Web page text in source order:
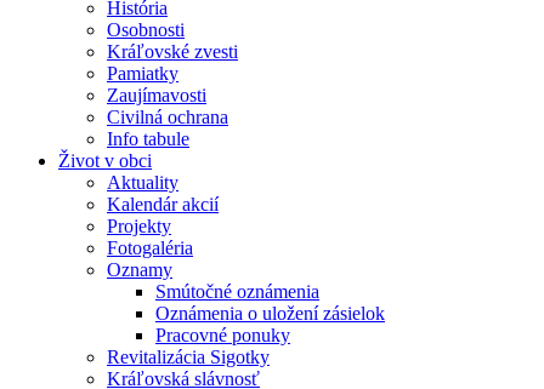
História
Osobnosti
Kráľovské zvesti
Pamiatky
Zaujímavosti
Civilná ochrana
Info tabule
Život v obci
Aktuality
Kalendár akcií
Projekty
Fotogaléria
Oznamy
Smútočné oznámenia
Oznámenia o uložení zásielok
Pracovné ponuky
Revitalizácia Sigotky
Kráľovská slávnosť